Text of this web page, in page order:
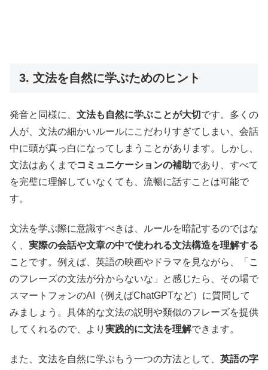
3. 文法を自然に学ぶためのヒント
発音と同様に、 文法も自然に学ぶことが大切 です。多くの
人が、文法の細かいルールにこだわりすぎてしまい、会話
中に頭が真っ白になってしまうことがあります。しかし、
文法はあくまでコミュニケーションの補助であり、すべて
を完璧に理解していなくても、流暢に話すことは可能で
す。
文法を学ぶ際に意識すべきは、ルールを暗記するのではな
く、 実際の会話や文章の中で使われる文法構造を理解する
ことです。例えば、英語の映画やドラマを見ながら、「こ
のフレーズの文法が分からないな」と感じたら、その場で
スマートフォンのAI（例えばChatGPTなど）に質問して
みましょう。具体的な文法の説明や類似のフレーズを提供
してくれるので、より 実践的に文法を理解できます。
また、文法を自然に学ぶもう一つの方法として、 英語の字